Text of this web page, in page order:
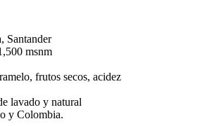
Santander
msnm
frutos secos, acidez
lavado y natural
y Colombia.